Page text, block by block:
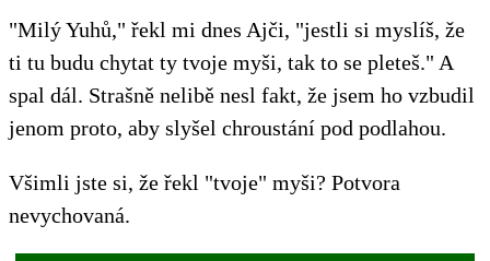
"Milý Yuhů," řekl mi dnes Ajči, "jestli si myslíš, že
ti tu budu chytat ty tvoje myši, tak to se pleteš." A
spal dál. Strašně nelibě nesl fakt, že jsem ho vzbudil
jenom proto, aby slyšel chroustání pod podlahou.
Všimli jste si, že řekl "tvoje" myši? Potvora
nevychovaná.